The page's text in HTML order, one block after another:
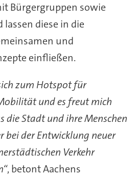
Bürgergruppen sowie
diese in die
und
einfließen.
zum Hotspot für
und es freut mich
die Stadt und ihre Menschen
der Entwicklung neuer
Verkehr
, betont Aachens